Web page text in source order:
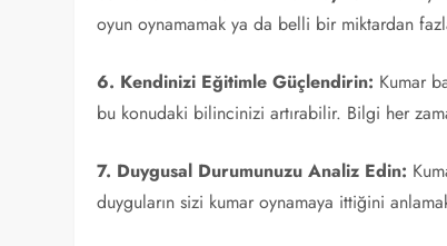
oyun oynamamak ya da belli bir miktardan
6. Kendinizi Eğitimle Güçlendirin: Kumar
bu konudaki bilincinizi artırabilir. Bilgi her
7. Duygusal Durumunuzu Analiz Edin:
duyguların sizi kumar oynamaya ittiğini